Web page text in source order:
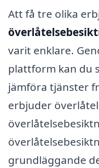
Att få tre olika
varit enklare.
plattform kan du
jämföra tjänster
erbjuder
grundläggande